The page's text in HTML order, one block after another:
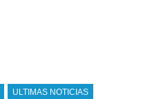
ULTIMAS NOTICIAS